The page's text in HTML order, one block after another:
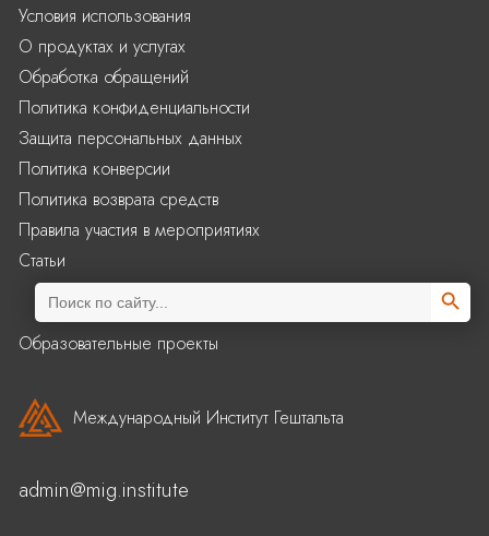
Образовательные проекты
Условия использования
О продуктах и услугах
Обработка обращений
Политика конфиденциальности
Защита персональных данных
Политика конверсии
Политика возврата средств
Правила участия в мероприятиях
Статьи
Search
for:
Search
Международный Институт Гештальта
admin@mig.institute